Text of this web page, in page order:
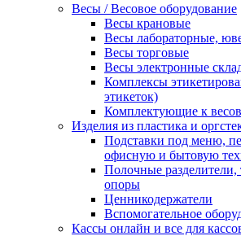
Весы / Весовое оборудование
Весы крановые
Весы лабораторные,
Весы торговые
Весы электронные
Комплексы
этикеток)
Комплектующие к
Изделия из пластика и
Подставки под меню,
офисную и бытовую
Полочные разделители,
опоры
Ценникодержатели
Вспомогательное
Кассы онлайн и все для